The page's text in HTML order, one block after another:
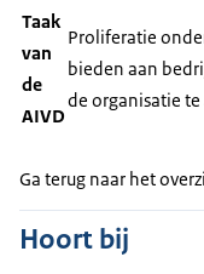
Taak
van
de
AIVD
Proliferatie
bieden aan
de organisatie
Ga terug naar het
Hoort bij